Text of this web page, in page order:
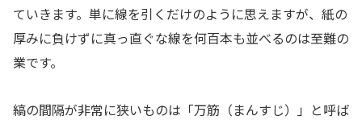
ていきます。単に線を引くだけのように思えますが、紙の
厚みに負けずに真っ直ぐな線を何百本も並べるのは至難の
業です。
縞の間隔が非常に狭いものは「万筋（まんすじ）」と呼ば